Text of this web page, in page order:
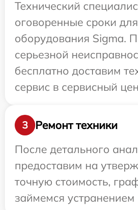
Технический
оговоренные сроки
оборудования Sigma.
серьезной
бесплатно доставим
сервис в сервисный
3
Ремонт техники
После детального
предоставим на
точную стоимость,
займемся